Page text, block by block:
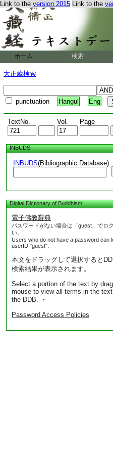
Link to the version 2015 Link to the
ホーム 検索
大正蔵検索
punctuation Hangul Eng
TextNo. Vol. Page
INBUDS
INBUDS(Bibliographic Database)
Digital Dictionary of Buddhism
電子佛教辭典
パスワードがない場合は「guest」でロ
い。
Users who do not have a password can
userID "guest".
本文をドラッグして選択すると
検索結果が表示されます。
Select a portion of the text by
mouse to view all terms in the
the DDB. ・
Password Access Policies